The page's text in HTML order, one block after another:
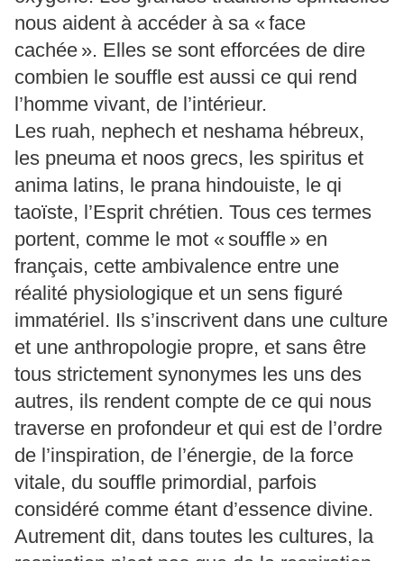
nous aident à accéder à sa « face
cachée ». Elles se sont efforcées de dire
combien le souffle est aussi ce qui rend
l’homme vivant, de l’intérieur.
Les ruah, nephech et neshama hébreux,
les pneuma et noos grecs, les spiritus et
anima latins, le prana hindouiste, le qi
taoïste, l’Esprit chrétien. Tous ces termes
portent, comme le mot « souffle » en
français, cette ambivalence entre une
réalité physiologique et un sens figuré
immatériel. Ils s’inscrivent dans une culture
et une anthropologie propre, et sans être
tous strictement synonymes les uns des
autres, ils rendent compte de ce qui nous
traverse en profondeur et qui est de l’ordre
de l’inspiration, de l’énergie, de la force
vitale, du souffle primordial, parfois
considéré comme étant d’essence divine.
Autrement dit, dans toutes les cultures, la